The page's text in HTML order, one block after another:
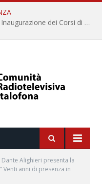
Università per Stranieri di Siena – Inaugurazione dei Corsi di Lingua e Cultura Italiana, 109a annata
Dante Alighieri presenta la
Venti anni di presenza in